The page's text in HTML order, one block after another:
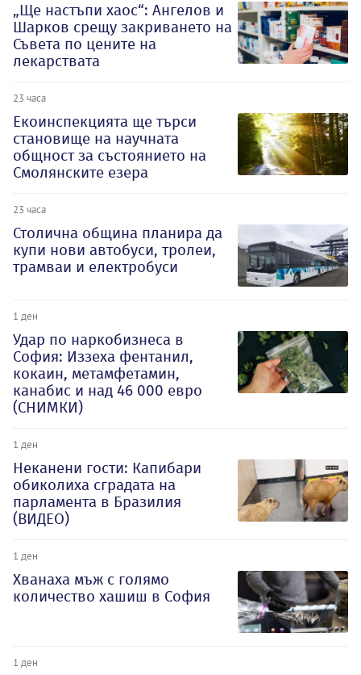
„Ще настъпи хаос“: Ангелов и
Шарков срещу закриването на
Съвета по цените на
лекарствата
23 часа
Екоинспекцията ще търси
становище на научната
общност за състоянието на
Смолянските езера
23 часа
Столична община планира да
купи нови автобуси, тролеи,
трамваи и електробуси
1 ден
Удар по наркобизнеса в
София: Иззеха фентанил,
кокаин, метамфетамин,
канабис и над 46 000 евро
(СНИМКИ)
1 ден
Неканени гости: Капибари
обиколиха сградата на
парламента в Бразилия
(ВИДЕО)
1 ден
Хванаха мъж с голямо
количество хашиш в София
1 ден